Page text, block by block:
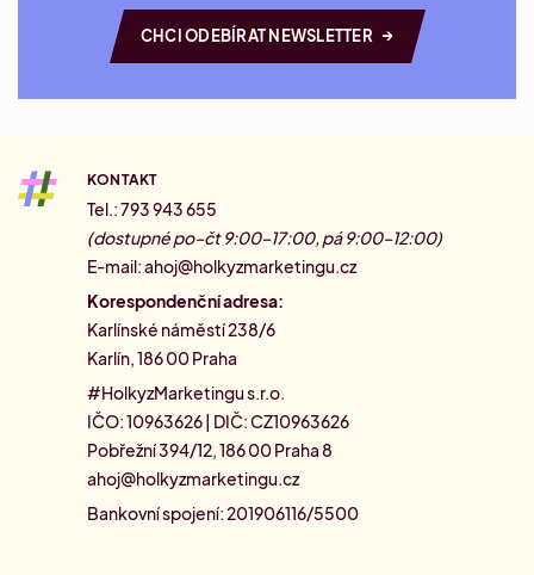
CHCI ODEBÍRAT NEWSLETTER →
KONTAKT
Tel.: 793 943 655
(dostupné po–čt 9:00–17:00, pá 9:00–12:00)
E-mail:ahoj@holkyzmarketingu.cz
Korespondenční adresa:
Karlínské náměstí 238/6
Karlín, 186 00 Praha
#HolkyzMarketingu s.r.o.
IČO: 10963626 | DIČ: CZ10963626
Pobřežní 394/12, 186 00 Praha 8
ahoj@holkyzmarketingu.cz
Bankovní spojení: 201906116/5500